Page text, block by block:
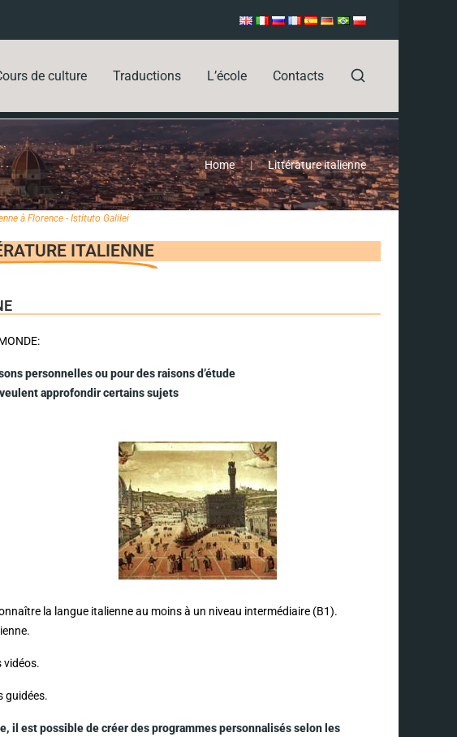
de culture Traductions L’école Contacts
Home | Littérature italienne
à Florence - Istituto Galilei
ITALIENNE
personnelles ou pour des raisons d’étude
approfondir certains sujets
la langue italienne au moins à un niveau intermédiaire (B1).
vidéos.
guidées.
il est possible de créer des programmes personnalisés selon les